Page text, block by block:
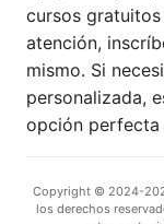
cursos
atención,
mismo. Si
personalizada,
opción perfecta
Copyright © 2024-
los derechos